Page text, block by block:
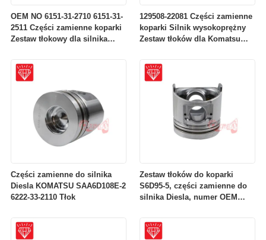
OEM NO 6151-31-2710 6151-31-
2511 Części zamienne koparki
Zestaw tłokowy dla silnika
129508-22081 Części zamienne
koparki Silnik wysokoprężny
Zestaw tłoków dla Komatsu
Części zamienne do silnika
Diesla KOMATSU SAA6D108E-2
6222-33-2110 Tłok
Zestaw tłoków do koparki
S6D95-5, części zamienne do
silnika Diesla, numer OEM